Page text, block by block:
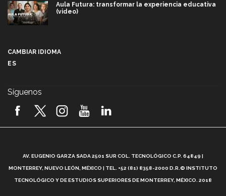
Aula Futura: transformar la experiencia educativa
(video)
2026! (video)
¿Cómo es el Modelo Educativo Tec? (video)
CAMBIAR IDIOMA
ES
Síguenos
AV. EUGENIO GARZA SADA 2501 SUR COL. TECNOLÓGICO C.P. 64849 |
MONTERREY, NUEVO LEÓN, MÉXICO | TEL. +52 (81) 8358-2000 D.R.© INSTITUTO
TECNOLÓGICO Y DE ESTUDIOS SUPERIORES DE MONTERREY, MÉXICO. 2018